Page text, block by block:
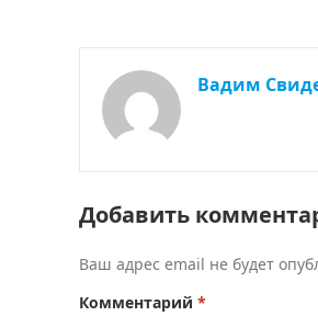
Вадим
Добавить
Ваш адрес email не будет
Комментарий *